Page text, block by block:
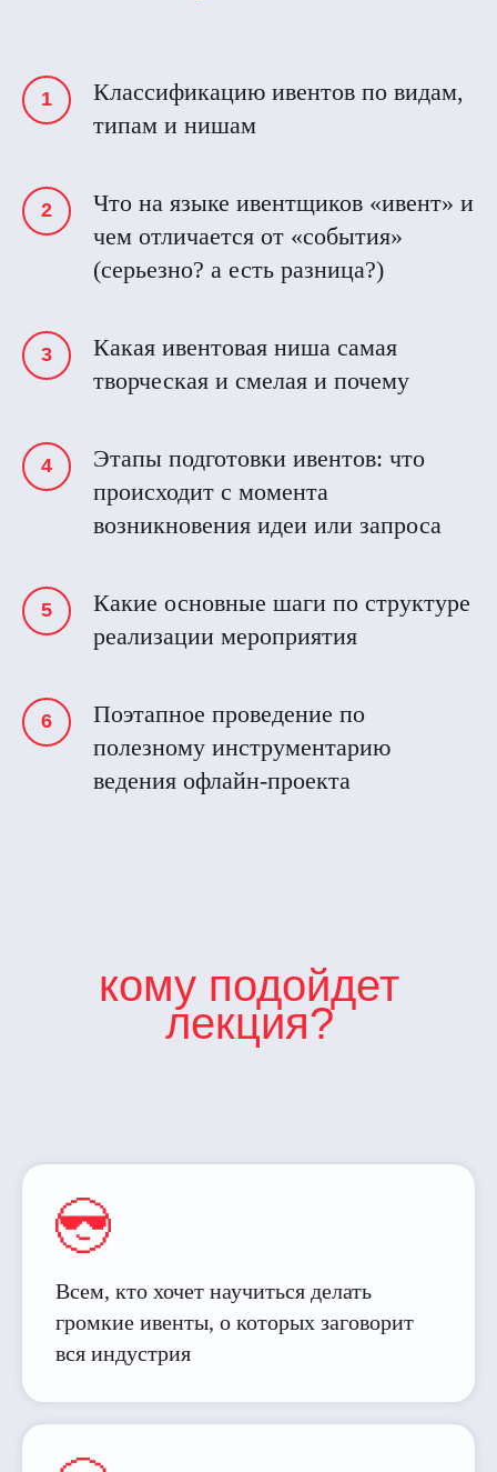
Классификацию ивентов по видам,
типам и нишам
Что на языке ивентщиков «ивент» и
чем отличается от «события»
(серьезно? а есть разница?)
Какая ивентовая ниша самая
творческая и смелая и почему
Этапы подготовки ивентов: что
происходит с момента
возникновения идеи или запроса
Какие основные шаги по структуре
реализации мероприятия
Поэтапное проведение по
полезному инструментарию
ведения офлайн-проекта
кому подойдет
лекция?
Всем, кто хочет научиться делать
громкие ивенты, о которых заговорит
вся индустрия